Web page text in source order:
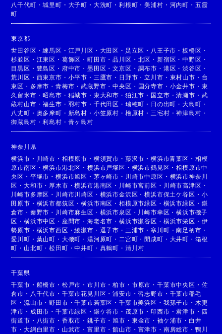
八千代町 ・城里町 ・ 大子町 ・ 大洗町 ・利根町 ・美浦村 ・ 河内町 ・ 五霞
町
東京都
世田谷区 ・練馬区 ・ 江戸川区 ・ 大田区 ・ 足立区 ・ 八王子市 ・板橋区 ・
杉並区 ・ 江東区 ・ 葛飾区 ・町田市 ・品川区 ・ 北区 ・ 新宿区 ・中野区 ・
目黒区 ・ 豊島区 ・ 府中市 ・墨田区 ・文京区 ・ 調布市 ・ 港区 ・渋谷区 ・
荒川区 ・ 西東京市 ・ 小平市 ・ 三鷹市 ・ 日野市 ・立川市 ・ 東村山市 ・ 台
東区 ・ 多摩市 ・青梅市 ・武蔵野市 ・中央区 ・ 国分寺市 ・ 小金井市 ・ 東
久留米市 ・昭島市 ・ 稲城市 ・ 東大和市 ・ 狛江市 ・ 国立市 ・清瀬市 ・ 武
蔵村山市 ・福生市 ・ 羽村市 ・ 千代田区 ・ 瑞穂町 ・ 日の出町 ・大島町 ・
八丈町 ・ 奥多摩町 ・ 新島村 ・ 小笠原村 ・ 檜原村 ・ 三宅村 ・神津島村 ・
御蔵島村 ・利島村 ・ 青ヶ島村
神奈川県
横浜市 ・ 川崎市 ・ 相模原市 ・ 横須賀市 ・ 藤沢市 ・横浜市青葉区 ・ 相模
原市南区 ・横浜市港北区 ・横浜市戸塚区 ・ 横浜市鶴見区 ・相模原市中
央区 ・ 平塚市 ・横浜市旭区 ・ 茅ヶ崎市 ・ 川崎市中原区 ・ 横浜市神奈川
区 ・大和市 ・ 厚木市 ・横浜市港南区 ・ 川崎市宮前区 ・ 川崎市高津区 ・
川崎市多摩区 ・ 川崎市川崎区 ・ 横浜市金沢区 ・横浜市保土ケ谷区 ・ 小
田原市 ・ 横浜市都筑区 ・横浜市南区 ・相模原市緑区 ・ 横浜市緑区 ・ 鎌
倉市 ・ 秦野市 ・ 川崎市麻生区 ・ 横浜市泉区 ・ 川崎市幸区 ・横浜市磯子
区 ・横浜市中区 ・ 座間市 ・海老名市 ・横浜市瀬谷区 ・ 横浜市栄区 ・ 伊
勢原市 ・ 横浜市西区 ・綾瀬市 ・ 逗子市 ・ 三浦市 ・寒川町 ・南足柄市 ・
愛川町 ・ 葉山町 ・ 大磯町 ・湯河原町 ・ 二宮町 ・開成町 ・ 大井町 ・ 箱根
町 ・ 山北町 ・松田町 ・中井町 ・ 真鶴町 ・ 清川村
千葉県
千葉市 ・ 船橋市 ・ 松戸市 ・市川市 ・柏市 ・ 市原市 ・ 千葉市中央区 ・ 佐
倉市 ・ 八千代市 ・ 千葉市花見川区 ・浦安市 ・習志野市 ・ 千葉市稲毛
区 ・流山市 ・野田市 ・千葉市若葉区 ・千葉市美浜区 ・ 我孫子市 ・ 木更
津市 ・ 成田市 ・千葉市緑区 ・ 鎌ケ谷市 ・ 茂原市 ・印西市 ・君津市 ・ 四
街道市 ・ 八街市 ・ 香取市 ・銚子市 ・旭市 ・ 東金市 ・ 袖ケ浦市 ・ 白井
市 ・大網白里市 ・ 山武市 ・富里市 ・館山市 ・ 富津市 ・ 南房総市 ・ 鴨川